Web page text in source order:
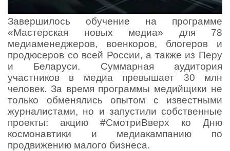
Завершилось обучение на программе
«Мастерская новых медиа» для 78
медиаменеджеров, военкоров, блогеров и
продюсеров со всей России, а также из Перу
и Беларуси. Суммарная аудитория
участников в медиа превышает 30 млн
человек. За время программы медийщики не
только обменялись опытом с известными
журналистами, но и запустили собственные
проекты: акцию #СмотриВверх ко Дню
космонавтики и медиакампанию по
продвижению малого бизнеса.